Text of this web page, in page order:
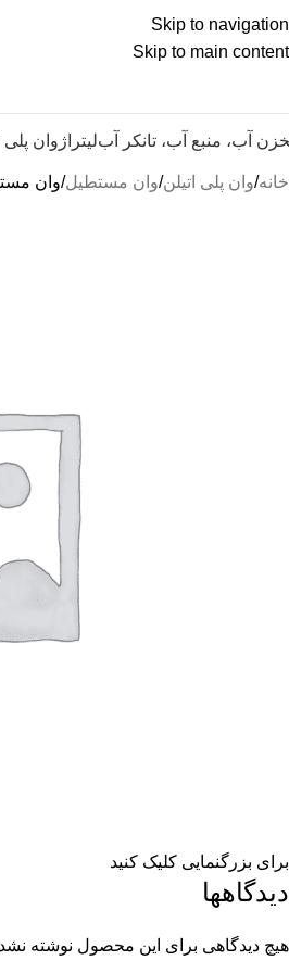
Skip to navigation
Skip to main content
آب، منبع آب، تانکر آبلیتراژ وان پلی
خانه وان پلی اتیلن وان مستطیل وان مستطیل
برای بزرگنمایی کلیک کنید
دیدگاهها
هیچ دیدگاهی برای این محصول نوشته